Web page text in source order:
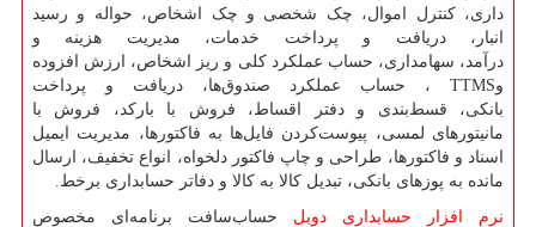
داری، کنترل اموال، چک شخصی و چک اشخاص، حواله و رسید
انبار، دریافت و پرداخت خدمات، مدیریت هزینه و
درآمد، سهامداری، حساب عملکرد کلی و ریز اشخاص، ارزش افزوده
وTTMS ، حساب عملکرد صندوق‌ها، دریافت و پرداخت
بانکی، قسط‌بندی و دفتر اقساط، فروش با بارکد، فروش با
مانیتورهای لمسی، پیوست‌کردن فایل‌ها به فاکتورها، مدیریت ایمیل
اسناد و فاکتورها، طراحی و چاپ فاکتور دلخواه، انواع تخفیف، ارسال
مانده به پوزهای بانکی، تبدیل کالا به کالا و دفاتر حسابداری برخط.
نرم افزار حسابداری دوبل حساب‌سافت برنامه‌ای مخصوص